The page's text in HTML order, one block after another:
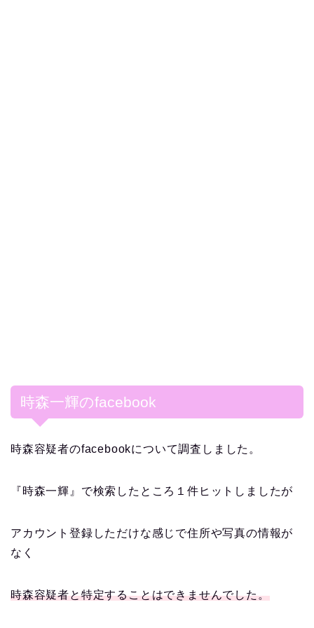
時森一輝のfacebook
時森容疑者のfacebookについて調査しました。
『時森一輝』で検索したところ１件ヒットしましたが
アカウント登録しただけな感じで住所や写真の情報が
なく
時森容疑者と特定することはできませんでした。